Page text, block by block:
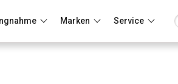
Marken Service